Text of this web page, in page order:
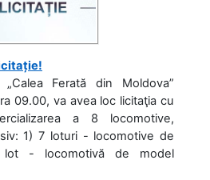
Ferată din Moldova”
09.00, va avea loc licitaţia cu
a 8 locomotive,
1) 7 loturi - locomotive de
- locomotivă de model